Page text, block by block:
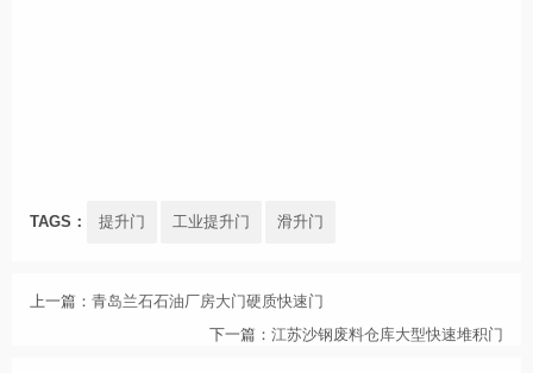
TAGS： 提升门 工业提升门 滑升门
上一篇： 青岛兰石石油厂房大门硬质快速门
下一篇： 江苏沙钢废料仓库大型快速堆积门